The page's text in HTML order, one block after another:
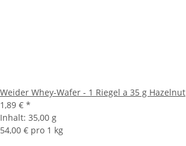
Weider Whey-Wafer - 1 Riegel a 35 g Hazelnut
1,89 € *
Inhalt: 35,00 g
54,00 € pro 1 kg